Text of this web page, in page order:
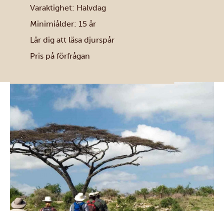
Varaktighet: Halvdag
Minimiålder: 15 år
Lär dig att läsa djurspår
Pris på förfrågan